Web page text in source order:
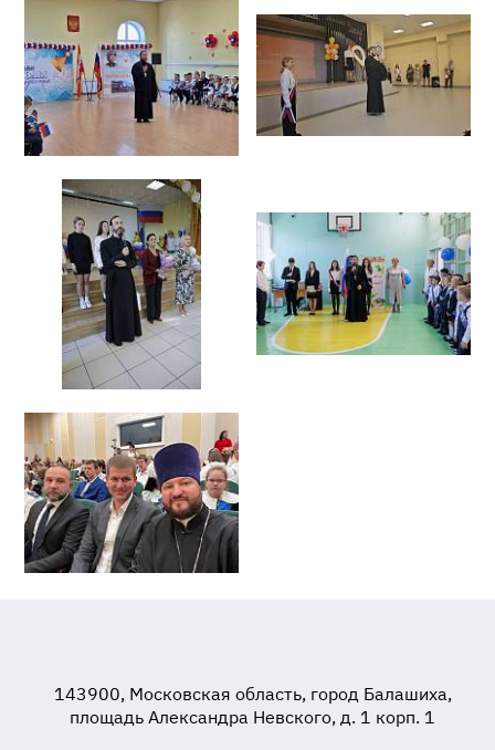
143900, Московская область, город Балашиха,
площадь Александра Невского, д. 1 корп. 1